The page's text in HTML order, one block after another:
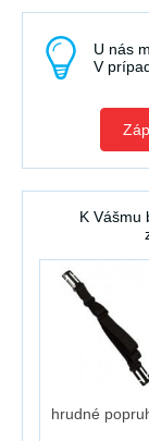
U nás
V
K Vášmu
hrudné